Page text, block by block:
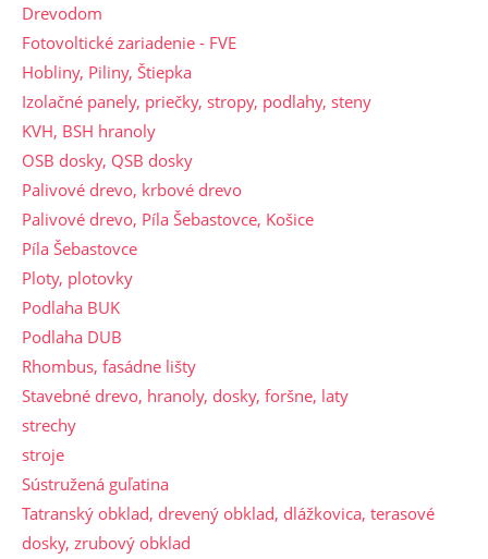
Drevodom
Fotovoltické zariadenie - FVE
Hobliny, Piliny, Štiepka
Izolačné panely, priečky, stropy, podlahy, steny
KVH, BSH hranoly
OSB dosky, QSB dosky
Palivové drevo, krbové drevo
Palivové drevo, Píla Šebastovce, Košice
Píla Šebastovce
Ploty, plotovky
Podlaha BUK
Podlaha DUB
Rhombus, fasádne lišty
Stavebné drevo, hranoly, dosky, foršne, laty
strechy
stroje
Sústružená guľatina
Tatranský obklad, drevený obklad, dlážkovica, terasové
dosky, zrubový obklad